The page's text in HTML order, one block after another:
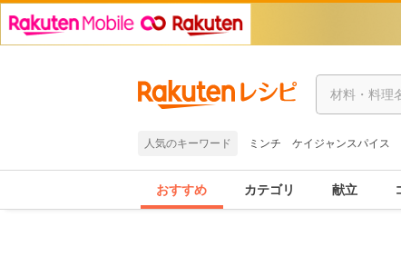
人気のキーワード ミンチ ケイジャンスパイス
おすすめ カテゴリ 献立